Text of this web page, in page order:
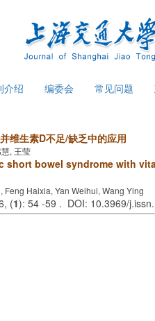
介绍 编委会 常见问题
维生素D不足/缺乏中的应用
, 王莹
short bowel syndrome with
Haixia, Yan Weihui, Wang Ying
(1): 54 -59 . DOI: 10.3969/